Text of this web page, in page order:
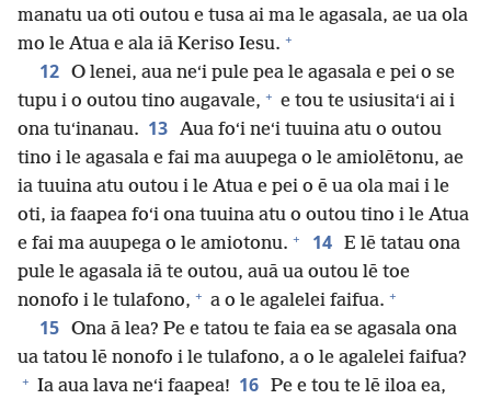
manatu ua oti outou e tusa ai ma le agasala, ae ua ola
mo le Atua e ala iā Keriso Iesu. +
12 O lenei, aua neʻi pule pea le agasala e pei o se
tupu i o outou tino augavale, + e tou te usiusitaʻi ai i
ona tuʻinanau. 13 Aua foʻi neʻi tuuina atu o outou
tino i le agasala e fai ma auupega o le amiolētonu, ae
ia tuuina atu outou i le Atua e pei o ē ua ola mai i le
oti, ia faapea foʻi ona tuuina atu o outou tino i le Atua
e fai ma auupega o le amiotonu. + 14 E lē tatau ona
pule le agasala iā te outou, auā ua outou lē toe
nonofo i le tulafono, + a o le agalelei faifua. +
15 Ona ā lea? Pe e tatou te faia ea se agasala ona
ua tatou lē nonofo i le tulafono, a o le agalelei faifua?
+ Ia aua lava neʻi faapea! 16 Pe e tou te lē iloa ea,